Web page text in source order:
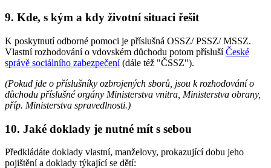
9. Kde, s kým a kdy životní situaci řešit
K poskytnutí odborné pomoci je příslušná OSSZ/ PSSZ/ MSSZ.
Vlastní rozhodování o vdovském důchodu potom příslušíČeské
správě sociálního zabezpečení(dále též "ČSSZ").
(Pokud jde o příslušníky ozbrojených sborů, jsou k rozhodování o
důchodu příslušné orgány Ministerstva vnitra, Ministerstva obrany,
příp. Ministerstva spravedlnosti.)
10. Jaké doklady je nutné mít s sebou
Předkládáte doklady vlastní, manželovy, prokazující dobu jeho
pojištění a doklady týkající se dětí: